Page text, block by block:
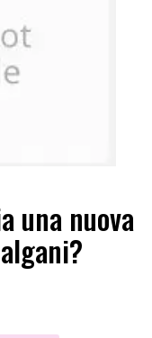
una nuova